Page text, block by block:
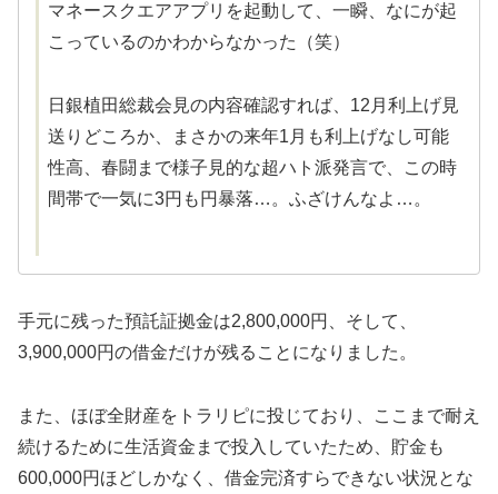
マネースクエアアプリを起動して、一瞬、なにが起
こっているのかわからなかった（笑）
日銀植田総裁会見の内容確認すれば、12月利上げ見
送りどころか、まさかの来年1月も利上げなし可能
性高、春闘まで様子見的な超ハト派発言で、この時
間帯で一気に3円も円暴落…。ふざけんなよ…。
手元に残った預託証拠金は2,800,000円、そして、
3,900,000円の借金だけが残ることになりました。
また、ほぼ全財産をトラリピに投じており、ここまで耐え
続けるために生活資金まで投入していたため、貯金も
600,000円ほどしかなく、借金完済すらできない状況とな